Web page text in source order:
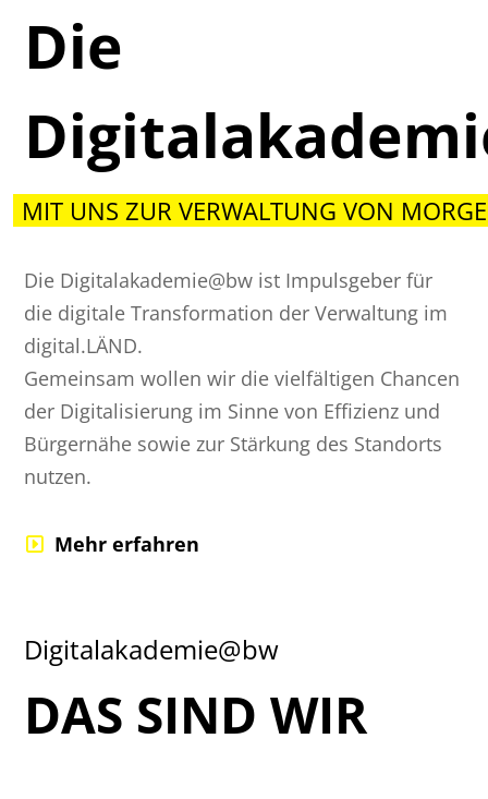
Die
MIT UNS ZUR VERWALTUNG VON
Die Digitalakademie@bw ist Impulsgeber für
die digitale Transformation der Verwaltung im
digital.LÄND.
Gemeinsam wollen wir die vielfältigen Chancen
der Digitalisierung im Sinne von Effizienz und
Bürgernähe sowie zur Stärkung des Standorts
nutzen.
Mehr erfahren
Digitalakademie@bw
DAS SIND WIR